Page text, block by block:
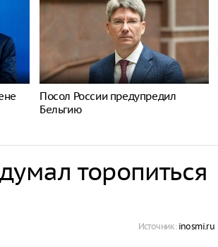
Посол России предупредил
Бельгию
торопиться
Источник: inosmi.ru